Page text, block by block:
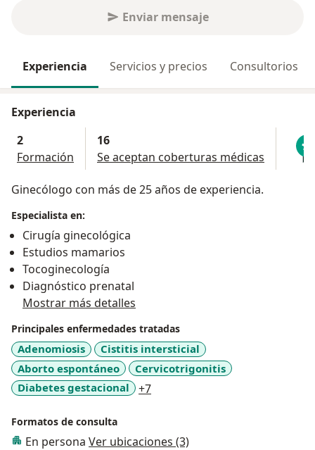
Enviar mensaje
Experiencia Servicios y precios Consultorios
Experiencia
2
Formación
16
Se aceptan coberturas médicas
Ginecólogo con más de 25 años de experiencia.
Especialista en:
Cirugía ginecológica
Estudios mamarios
Tocoginecología
Diagnóstico prenatal
Mostrar más detalles
Principales enfermedades tratadas
Adenomiosis
Cistitis intersticial
Aborto espontáneo
Cervicotrigonitis
Diabetes gestacional
+7a11y_sr_more_diseases
Formatos de consulta
En persona Ver ubicaciones (3)